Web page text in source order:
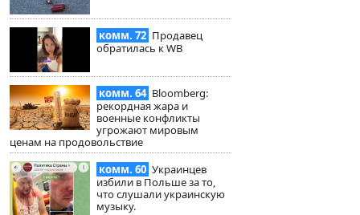
комм. 72 Продавец
обратилась к WB
комм. 64 Bloomberg:
рекордная жара и
военные конфликты
угрожают мировым
ценам на продовольствие
комм. 60 Украинцев
избили в Польше за то,
что слушали украинскую
музыку.